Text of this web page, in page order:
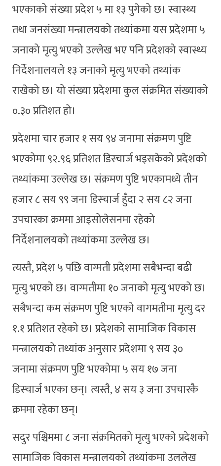
भएकाको संख्या प्रदेश ५ मा १३ पुगेको छ। स्वास्थ्य
तथा जनसंख्या मन्त्रालयको तथ्यांकमा यस प्रदेशमा ५
जनाको मृत्यु भएको उल्लेख भए पनि प्रदेशको स्वास्थ्य
निर्देशनालयले १३ जनाको मृत्यु भएको तथ्यांक
राखेको छ। यो संख्या प्रदेशमा कुल संक्रमित संख्याको
०.३० प्रतिशत हो।
प्रदेशमा चार हजार १ सय ९४ जनामा संक्रमण पुष्टि
भएकोमा ९२.९६ प्रतिशत डिस्चार्ज भइसकेको प्रदेशको
तथ्यांकमा उल्लेख छ। संक्रमण पुष्टि भएकामध्ये तीन
हजार ८ सय ९९ जना डिस्चार्ज हुँदा २ सय ८२ जना
उपचारका क्रममा आइसोलेसनमा रहेको
निर्देशनालयको तथ्यांकमा उल्लेख छ।
त्यस्तै, प्रदेश ५ पछि वाग्मती प्रदेशमा सबैभन्दा बढी
मृत्यु भएको छ। वाग्मतीमा १० जनाको मृत्यु भएको छ।
सबैभन्दा कम संक्रमण पुष्टि भएको वागमतीमा मृत्यु दर
१.१ प्रतिशत रहेको छ। प्रदेशको सामाजिक विकास
मन्त्रालयको तथ्यांक अनुसार प्रदेशमा ९ सय ३०
जनामा संक्रमण पुष्टि भएकोमा ५ सय १७ जना
डिस्चार्ज भएका छन्। त्यस्तै, ४ सय ३ जना उपचारकै
क्रममा रहेका छन्।
सदुर पश्चिममा ८ जना संक्रमितको मृत्यु भएको प्रदेशको
सामाजिक विकास मन्त्रालयको तथ्यांकमा उललेख